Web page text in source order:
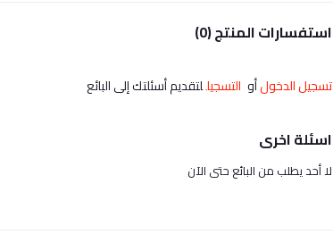
استفسارات المنتج (0)
تسجيل الدخولأو التسجيللتقديم أسئلتك إلى البائع
اسئلة اخرى
لا أحد يطلب من البائع حتى الآن